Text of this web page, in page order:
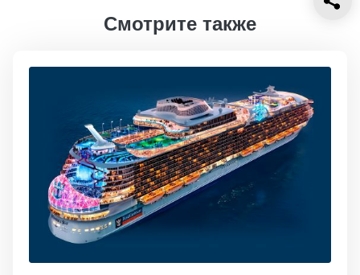
Смотрите также